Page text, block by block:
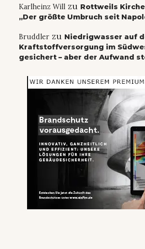
Karlheinz Will zu Rottweils
„Der größte Umbruch seit
Bruddler zu Niedrigwasser auf
Kraftstoffversorgung im
gesichert – aber der Aufwand